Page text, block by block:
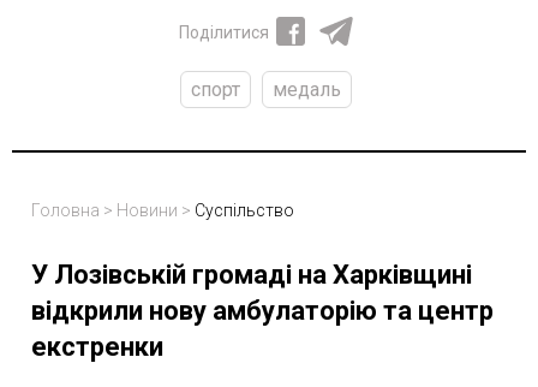
Поділитися
спорт медаль
Головна > Новини > Суспільство
У Лозівській громаді на Харківщині
відкрили нову амбулаторію та центр
екстренки